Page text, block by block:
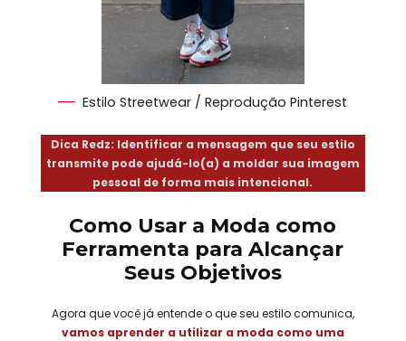
Estilo Streetwear / Reprodução Pinterest
Dica Redz: Identificar a mensagem que seu estilo
transmite pode ajudá-lo(a) a moldar sua imagem
pessoal de forma mais intencional.
Como Usar a Moda como
Ferramenta para Alcançar
Seus Objetivos
Agora que você já entende o que seu estilo comunica,
vamos aprender a utilizar a moda como uma